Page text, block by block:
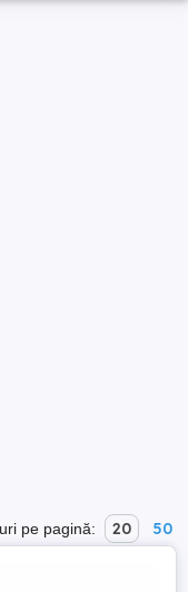
pe pagină: 20 50